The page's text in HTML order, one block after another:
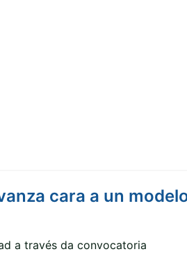
cara a un
a través da convocatoria